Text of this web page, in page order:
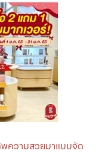
ความสวยมาแบบจัด